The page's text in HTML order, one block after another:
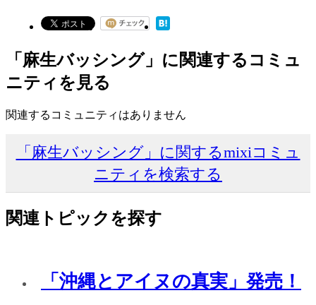
「麻生バッシング」に関連するコミュ
ニティを見る
関連するコミュニティはありません
「麻生バッシング」に関するmixiコミュ
ニティを検索する
関連トピックを探す
「沖縄とアイヌの真実」発売！